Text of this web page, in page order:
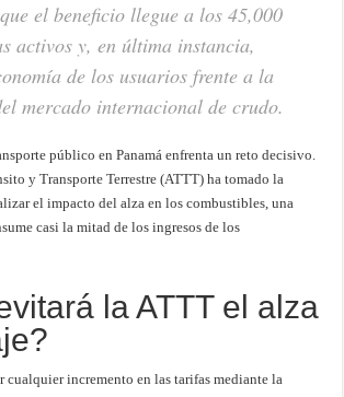
el beneficio llegue a los 45,000
activos y, en última instancia,
de los usuarios frente a la
mercado internacional de crudo.
público en Panamá enfrenta un reto decisivo.
y Transporte Terrestre (ATTT) ha tomado la
el impacto del alza en los combustibles, una
casi la mitad de los ingresos de los
la ATTT el alza
cualquier incremento en las tarifas mediante la